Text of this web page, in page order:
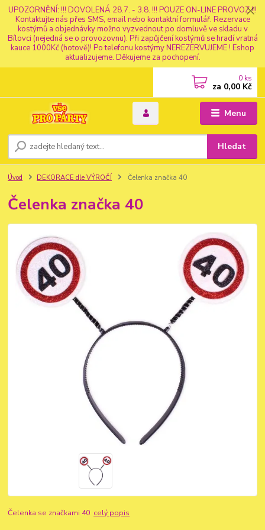
UPOZORNĚNÍ: !!! DOVOLENÁ 28.7. - 3.8. !!! POUZE ON-LINE PROVOZ !!!
Kontaktujte nás přes SMS, email nebo kontaktní formulář. Rezervace
kostýmů a objednávky možno vyzvednout po domluvě ve skladu v
Bílovci (nejedná se o provozovnu). Při zapůjčení kostýmů se hradí vratná
kauce 1000Kč (hotově)! Po telefonu kostýmy NEREZERVUJEME ! Eshop
aktualizujeme. Děkujeme za pochopení.
Menu
Hledat
0 ks
za 0,00 Kč
Úvod DEKORACE dle VÝROČÍ Čelenka značka 40
Čelenka značka 40
Čelenka se značkami 40 celý popis